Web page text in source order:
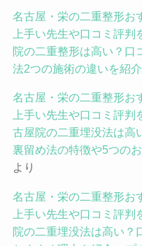
名古屋・栄の二重整形お
上手い先生や口コミ評判
院の二重整形は高い？口
法2つの施術の違いを紹
名古屋・栄の二重整形お
上手い先生や口コミ評判
古屋院の二重埋没法は高
裏留め法の特徴や5つの
より
名古屋・栄の二重整形お
上手い先生や口コミ評判
院の二重埋没法は高い？